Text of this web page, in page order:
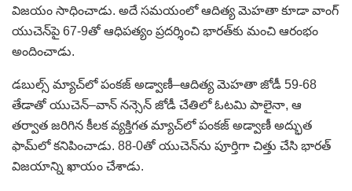
విజయం సాధించాడు. అదే సమయంలో ఆదిత్య మెహతా కూడా వాంగ్
యుచెన్‌పై 67-9తో ఆధిపత్యం ప్రదర్శించి భారత్‌కు మంచి ఆరంభం
అందించాడు.
డబుల్స్ మ్యాచ్‌లో పంకజ్ అడ్వాణీ–ఆదిత్య మెహతా జోడీ 59-68
తేడాతో యుచెన్–వాన్ నన్సెన్ జోడీ చేతిలో ఓటమి పాలైనా, ఆ
తర్వాత జరిగిన కీలక వ్యక్తిగత మ్యాచ్‌లో పంకజ్ అడ్వాణీ అద్భుత
ఫామ్‌లో కనిపించాడు. 88-0తో యుచెన్‌ను పూర్తిగా చిత్తు చేసి భారత్
విజయాన్ని ఖాయం చేశాడు.